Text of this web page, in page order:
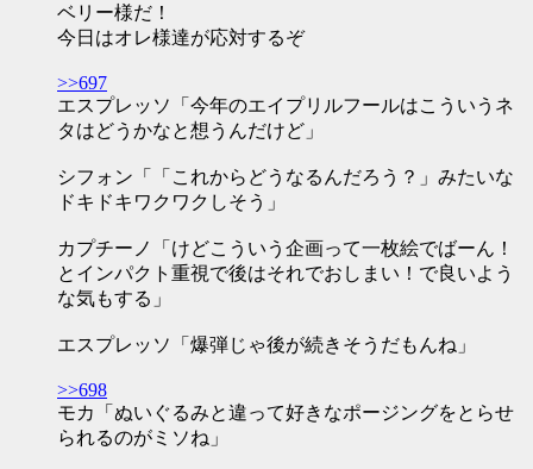
ベリー様だ！
今日はオレ様達が応対するぞ
>>697
エスプレッソ「今年のエイプリルフールはこういうネ
タはどうかなと想うんだけど」
シフォン「「これからどうなるんだろう？」みたいな
ドキドキワクワクしそう」
カプチーノ「けどこういう企画って一枚絵でばーん！
とインパクト重視で後はそれでおしまい！で良いよう
な気もする」
エスプレッソ「爆弾じゃ後が続きそうだもんね」
>>698
モカ「ぬいぐるみと違って好きなポージングをとらせ
られるのがミソね」